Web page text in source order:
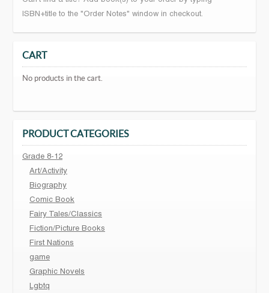
ISBN+title to the "Order Notes" window in checkout.
CART
No products in the cart.
PRODUCT CATEGORIES
Grade 8-12
Art/Activity
Biography
Comic Book
Fairy Tales/Classics
Fiction/Picture Books
First Nations
game
Graphic Novels
Lgbtq